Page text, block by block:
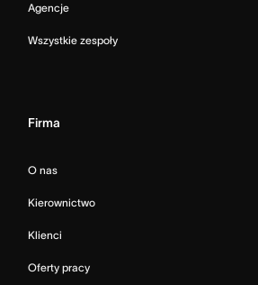
Agencje
Wszystkie zespoły
Firma
O nas
Kierownictwo
Klienci
Oferty pracy